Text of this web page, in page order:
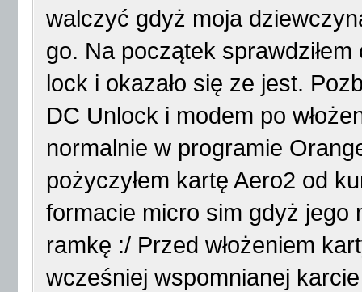
walczyć gdyż moja
go. Na początek
lock i okazało się ze jest.
DC Unlock i modem po
normalnie w programie
pożyczyłem kartę Aero2 od
formacie micro sim gdyż jego
ramkę :/ Przed włożeniem
wcześniej wspomnianej